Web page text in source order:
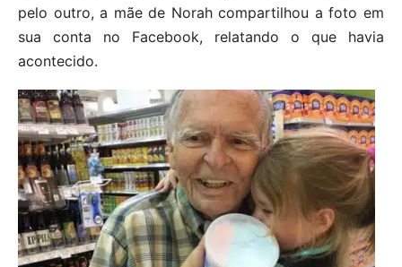
pelo outro, a mãe de Norah compartilhou a foto em
sua conta no Facebook, relatando o que havia
acontecido.